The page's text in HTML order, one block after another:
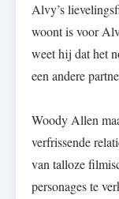
Alvy’s
woont is voor
weet hij dat het
een andere
Woody Allen
verfrissende
van talloze
personages te